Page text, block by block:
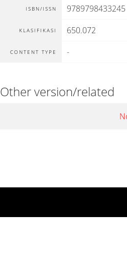
ISBN/ISSN 9789798433245
KLASIFIKASI 650.072
CONTENT TYPE -
Other version/related